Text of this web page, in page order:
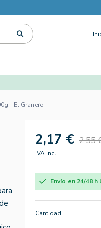
- El Granero
2,17 € 2,55
IVA incl.
Envío en 24/48
Cantidad